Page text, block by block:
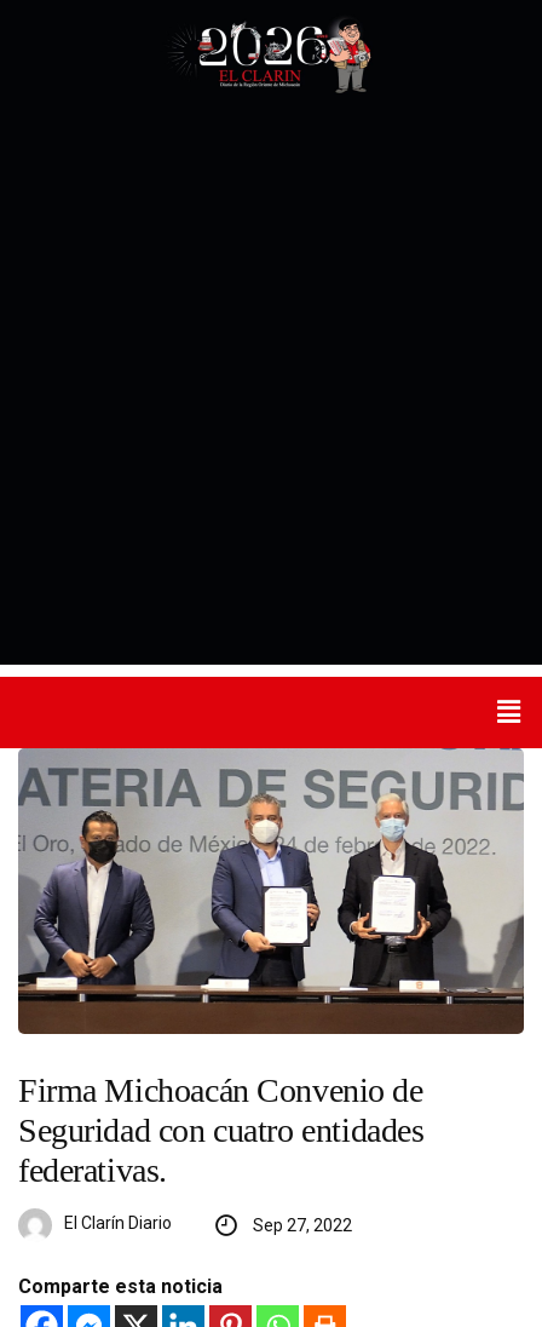
Firma Michoacán Convenio de
Seguridad con cuatro entidades
federativas.
El Clarín Diario Sep 27, 2022
Comparte esta noticia